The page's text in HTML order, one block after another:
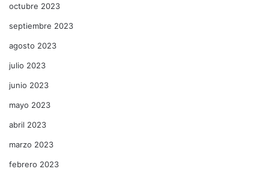
octubre 2023
septiembre 2023
agosto 2023
julio 2023
junio 2023
mayo 2023
abril 2023
marzo 2023
febrero 2023